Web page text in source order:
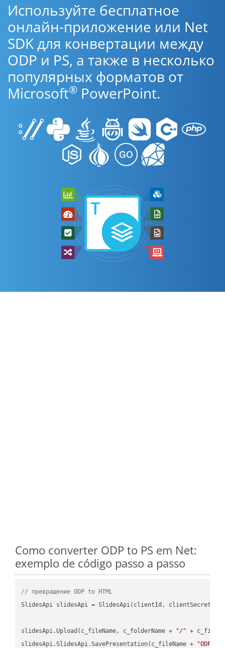
Используйте бесплатное
онлайн-приложение или Net
SDK для конвертации между
ODP и PS, а также в несколько
популярных форматов от
Microsoft® PowerPoint.
Como converter ODP to PS em Net:
exemplo de código passo a passo
// превращение ODP to HTML
SlidesApi slidesApi = SlidesApi(clientId, clientSecret);
slidesApi.Upload(c_fileName, c_folderName + "/" +
slidesApi.SlidesApi.SavePresentation(c_fileName +
"ODP"